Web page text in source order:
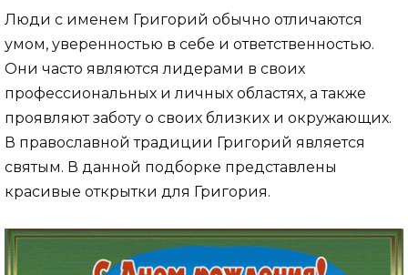
Люди с именем Григорий обычно отличаются
умом, уверенностью в себе и ответственностью.
Они часто являются лидерами в своих
профессиональных и личных областях, а также
проявляют заботу о своих близких и окружающих.
В православной традиции Григорий является
святым. В данной подборке представлены
красивые открытки для Григория.